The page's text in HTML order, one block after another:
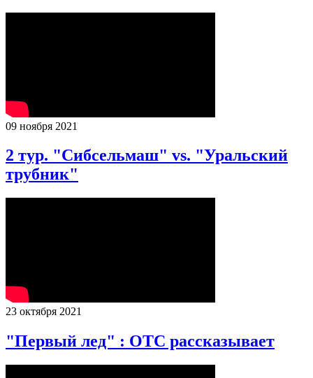
09 ноября 2021
2 тур. "Сибсельмаш" vs. "Уральский
трубник"
23 октября 2021
"Первый лед" : ОТС рассказывает